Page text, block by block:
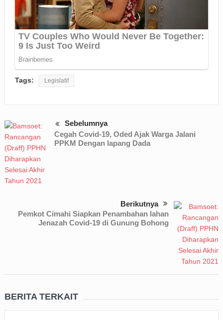
Tags: Legislatif
Sebelumnya
Cegah Covid-19, Oded Ajak Warga Jalani
PPKM Dengan lapang Dada
Berikutnya
Pemkot Cimahi Siapkan Penambahan lahan
Jenazah Covid-19 di Gunung Bohong
BERITA TERKAIT